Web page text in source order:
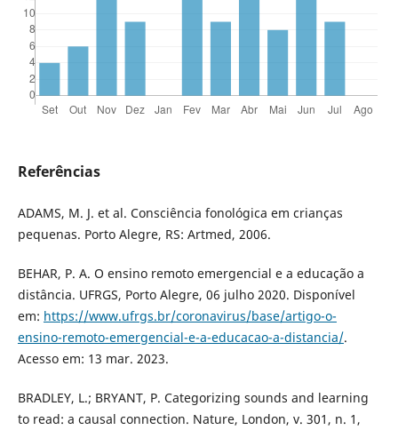
Referências
ADAMS, M. J. et al. Consciência fonológica em crianças
pequenas. Porto Alegre, RS: Artmed, 2006.
BEHAR, P. A. O ensino remoto emergencial e a educação a
distância. UFRGS, Porto Alegre, 06 julho 2020. Disponível
em: https://www.ufrgs.br/coronavirus/base/artigo-o-
ensino-remoto-emergencial-e-a-educacao-a-distancia/.
Acesso em: 13 mar. 2023.
BRADLEY, L.; BRYANT, P. Categorizing sounds and learning
to read: a causal connection. Nature, London, v. 301, n. 1,